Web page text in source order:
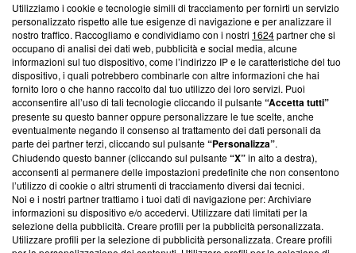
Questa sezione offre informazioni trasparenti su Blasting
News, sui nostri processi editoriali e su come ci impegniamo a
creare news di qualità. Inoltre, afferma la nostra aderenza a
‘Trust Project - News with Integrity’Blasting News non è
ancora membro del programma, ma ha richiesto di farne
parte; Trust Project non ha ancora effettuato una verifica di
conformità agli standard.
Su di noi
Team editoriale
Corporate
Redazione
Utilizziamo i cookie e tecnologie simili di tracciamento per fornirti un servizio
personalizzato rispetto alle tue esigenze di navigazione e per analizzare il
nostro traffico. Raccogliamo e condividiamo con i nostri 1624partner che si
occupano di analisi dei dati web, pubblicità e social media, alcune
informazioni sul tuo dispositivo, come l’indirizzo IP e le caratteristiche del tuo
dispositivo, i quali potrebbero combinarle con altre informazioni che hai
fornito loro o che hanno raccolto dal tuo utilizzo dei loro servizi. Puoi
acconsentire all’uso di tali tecnologie cliccando il pulsante“Accetta tutti”
presente su questo banner oppure personalizzare le tue scelte, anche
eventualmente negando il consenso al trattamento dei dati personali da
parte dei partner terzi, cliccando sul pulsante“Personalizza”.
Chiudendo questo banner (cliccando sul pulsante“X”in alto a destra),
acconsenti al permanere delle impostazioni predefinite che non consentono
l’utilizzo di cookie o altri strumenti di tracciamento diversi dai tecnici.
Noi e i nostri partner trattiamo i tuoi dati di navigazione per: Archiviare
informazioni su dispositivo e/o accedervi. Utilizzare dati limitati per la
selezione della pubblicità. Creare profili per la pubblicità personalizzata.
Utilizzare profili per la selezione di pubblicità personalizzata. Creare profili